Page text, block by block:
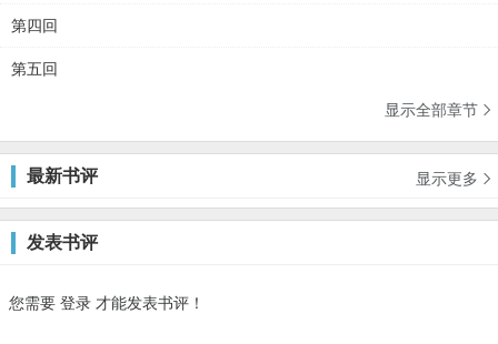
第四回
第五回
显示全部章节
最新书评 显示更多 
发表书评
您需要 登录 才能发表书评！